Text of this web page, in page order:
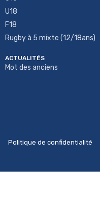
U18
F18
Rugby à 5 mixte (12/18ans)
ACTUALITÉS
Mot des anciens
Politique de confidentialité